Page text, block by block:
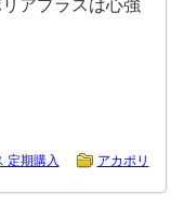
アプラスは心強
定期購入 アカポリ